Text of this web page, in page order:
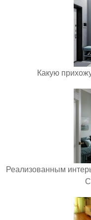
Какую
Реализованным